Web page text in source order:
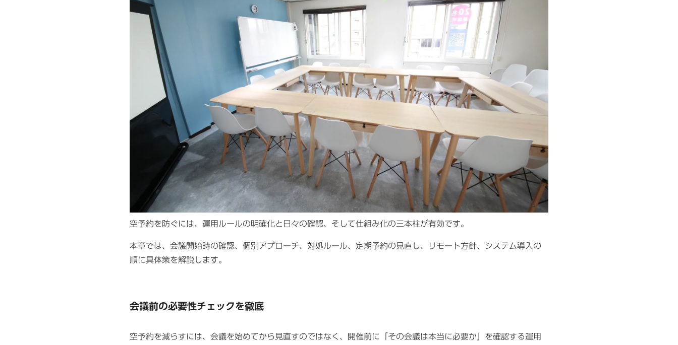
空予約を防ぐには、運用ルールの明確化と日々の確認、そして仕組み化の三本柱が有効です。
本章では、会議開始時の確認、個別アプローチ、対処ルール、定期予約の見直し、リモート方針、システム導入の
順に具体策を解説します。
会議前の必要性チェックを徹底
空予約を減らすには、会議を始めてから見直すのではなく、開催前に「その会議は本当に必要か」を確認する運用